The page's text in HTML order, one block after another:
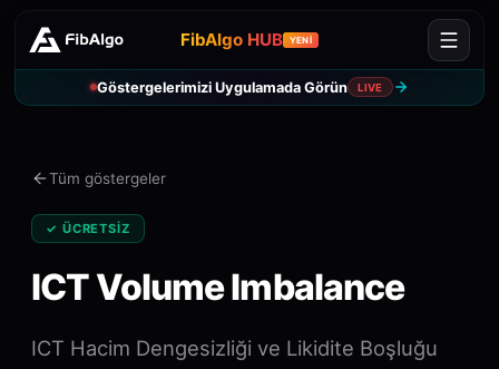
FibAlgo HUB YENİ
Göstergelerimizi Uygulamada Görün LIVE
Tüm göstergeler
✓ ÜCRETSIZ
ICT Volume Imbalance
ICT Hacim Dengesizliği ve Likidite Boşluğu